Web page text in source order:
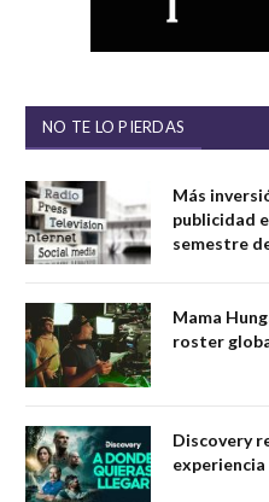
NO TE LO PIERDAS
Más
publicidad
semestre
Mama
roster
Discovery